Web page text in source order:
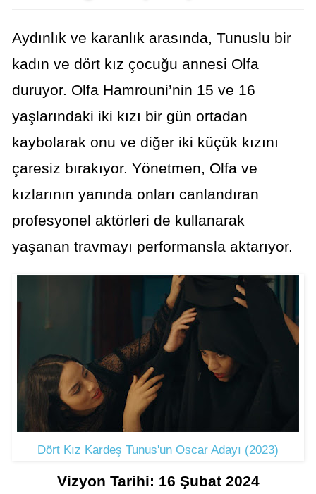
Aydınlık ve karanlık arasında, Tunuslu bir
kadın ve dört kız çocuğu annesi Olfa
duruyor. Olfa Hamrouni’nin 15 ve 16
yaşlarındaki iki kızı bir gün ortadan
kaybolarak onu ve diğer iki küçük kızını
çaresiz bırakıyor. Yönetmen, Olfa ve
kızlarının yanında onları canlandıran
profesyonel aktörleri de kullanarak
yaşanan travmayı performansla aktarıyor.
Dört Kız Kardeş Tunus'un Oscar Adayı (2023)
Vizyon Tarihi: 16 Şubat 2024